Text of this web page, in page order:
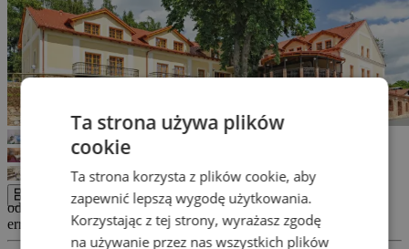
Cała galeria
od 458 Zł
errors_loading_failed
Ta strona używa plików
cookie
Ta strona korzysta z plików cookie, aby
zapewnić lepszą wygodę użytkowania.
Korzystając z tej strony, wyrażasz zgodę
na używanie przez nas wszystkich plików